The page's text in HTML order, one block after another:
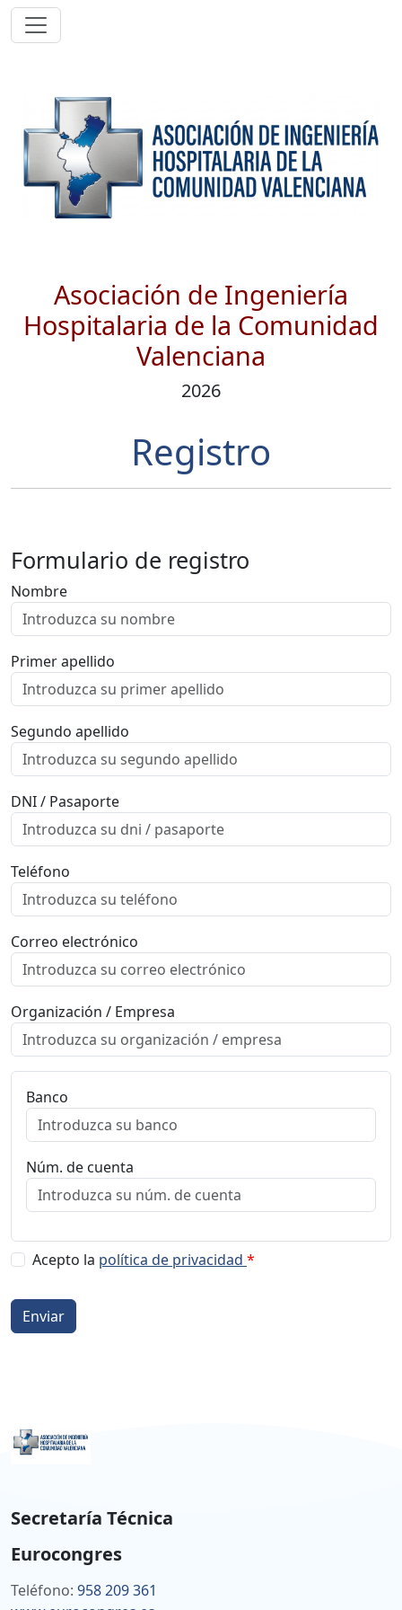
Asociación de Ingeniería
Hospitalaria de la Comunidad
Valenciana
2026
Registro
Formulario de registro
Nombre
Primer apellido
Segundo apellido
DNI / Pasaporte
Teléfono
Correo electrónico
Organización / Empresa
Banco
Núm. de cuenta
Acepto la política de privacidad *
Enviar
Secretaría Técnica
Eurocongres
Teléfono: 958 209 361